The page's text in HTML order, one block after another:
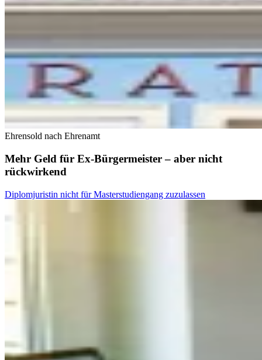
Ehrensold nach Ehrenamt
Mehr Geld für Ex-Bürgermeister – aber nicht
rückwirkend
Diplomjuristin nicht für Masterstudiengang zuzulassen